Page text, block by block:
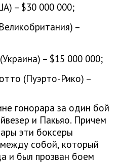
– $30 000 000;
–
– $15 000 000;
(Пуэрто-Рико) –
гонорара за один бой
и Пакьяо. Причем
эти боксеры
собой, который
и был прозван боем